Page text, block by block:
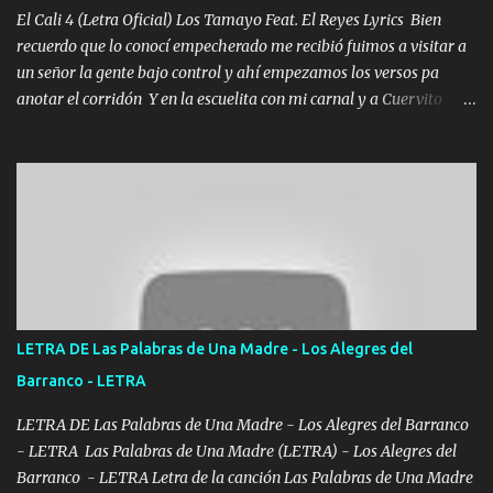
El Cali 4 (Letra Oficial) Los Tamayo Feat. El Reyes Lyrics Bien
recuerdo que lo conocí empecherado me recibió fuimos a visitar a
un señor la gente bajo control y ahí empezamos los versos pa
anotar el corridón Y en la escuelita con mi carnal y a Cuervito
verde se le extraña pa que sepan Aquí Pura GENTE DE LA RANA 🐸
POR CLAVE ES EL CALI 4 EN LA CIUDAD TIJUANA Música Al
tirante andamos mi carnal atento a cualquier necesidad no porque
se ve limpio el camino nos confiamos al andar y nunca con la
misma piedra me vuelvo a tropezar Cuando ando de enamorado
en corto me tiró a per...
LETRA DE Las Palabras de Una Madre - Los Alegres del
Barranco - LETRA
LETRA DE Las Palabras de Una Madre - Los Alegres del Barranco
- LETRA Las Palabras de Una Madre (LETRA) - Los Alegres del
Barranco - LETRA Letra de la canción Las Palabras de Una Madre